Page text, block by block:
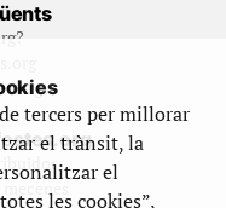
tercers per millorar
el trànsit, la
el
les cookies”,